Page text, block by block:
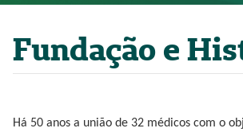
Fundação e
Há 50 anos a união de 32 médicos com o